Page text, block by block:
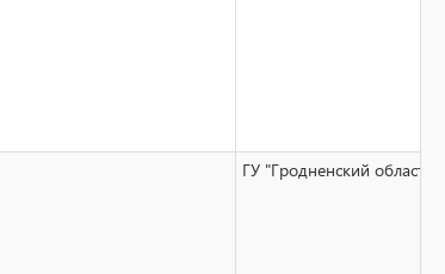
ГУ "Гродненский